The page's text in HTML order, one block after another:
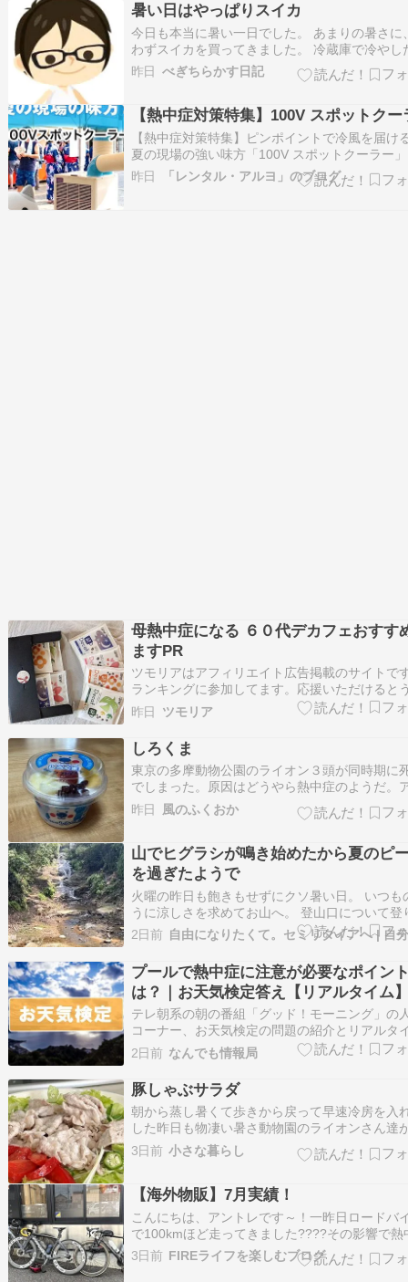
れている。暑いので益々。若い時の元気さはど
らき…
暑い日はやっぱりスイカ
今日も本当に暑い一日でした。 あまりの暑さに
わずスイカを買ってきました。 冷蔵庫で冷やし
イカを一口食べると、みずみずしさが体に染み
るようで、少しだけ暑さが和らいだ気がします
中症対策にもなっているのかなと思いながら、
昨日 べぎちらかす日記
【熱中症対策特集】100V スポットクー
【熱中症対策特集】ピンポイントで冷風を届け
夏の現場の強い味方「100V スポットクーラー
紹介します この「冷風ダクト」は自分の好きな
に曲げたり回転させたりできるので、冷やした
昨日 「レンタル・アルヨ」のブログ
母熱中症になる ６０代デカフェおすす
ますPR
ツモリアはアフィリエイト広告掲載のサイトで
ランキングに参加してます。応援いただけると
しいです(^-^)/昨日、母が熱中症になり、バタバ
ております。弟が帰省しています。入院になっ
帰省する予定ですが心配とすぐに駆けつけられ
苛立ちと、昨日から思考が澱んでおります。気
昨日 ツモリア
しろくま
東京の多摩動物公園のライオン３頭が同時期に
でしまった。原因はどうやら熱中症のようだ。
リカのライオンは暑さに強いのではと思いがち
が、サバンナは一年中暑いのでその中で暮らし
なったり暑くなったりと変化が大きい地域によ
はその…
昨日 風のふくおか
山でヒグラシが鳴き始めたから夏のピ
を過ぎたようで
火曜の昨日も飽きもせずにクソ暑い日。 いつも
うに涼しさを求めてお山へ。 登山口について登
めたら、体がなんか夏バテしてる感じで体が重
感じ。そーいやー私がよく行く山の一つで、50
性が熱中症でヘリで救助されたヤ […]
2日前
プールで熱中症に注意が必要なポイン
は？｜お天気検定答え【リアルタイム
テレ朝系の朝の番組「グッド！モーニング」の
コーナー、お天気検定の問題の紹介とリアルタ
での解答予想をしています。 グッドモーニング
のお天気検定の問題は？ お天気情報や本日の中
にまつわる内容からクイズが出題されるグッド
ニングの名物クイズの1つお天気検定、ここで
2日前 なんでも情報局
豚しゃぶサラダ
朝から蒸し暑くて歩きから戻って早速冷房を入
した昨日も物凄い暑さ動物園のライオンさん達
中症で亡くなったと聞いて可哀そうになりまし
育員の方々も懸命にお世話をされているのでし
が起こるのだなとあらためてこの暑さの異常さ
感し…
3日前 小さな暮らし
【海外物販】7月実績！
こんにちは、アントレです～！一昨日ロードバ
で100kmほど走ってきました????その影響で熱
でしょうか、数日間グロッキー状態。ブログ更
滞しておりました。さて、不動産投資からいっ
3日前 FIREライフを楽しむブログ